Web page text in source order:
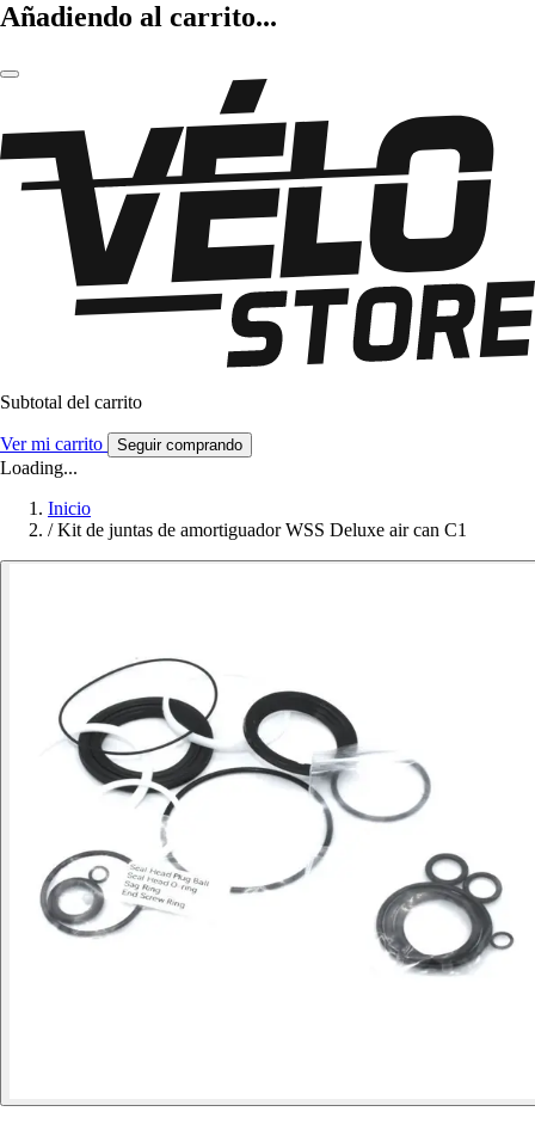
Añadiendo al carrito...
Subtotal del carrito
Ver mi carrito Seguir comprando
Loading...
Inicio
/ Kit de juntas de amortiguador WSS Deluxe air can C1